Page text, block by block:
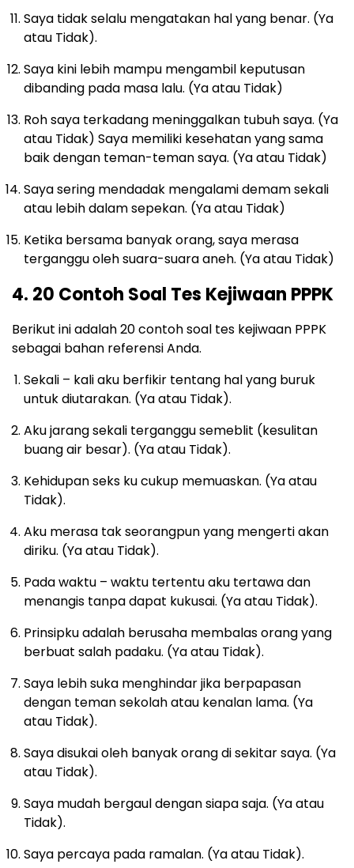
Saya tidak selalu mengatakan hal yang benar. (Ya
atau Tidak).
Saya kini lebih mampu mengambil keputusan
dibanding pada masa lalu. (Ya atau Tidak)
Roh saya terkadang meninggalkan tubuh saya. (Ya
atau Tidak) Saya memiliki kesehatan yang sama
baik dengan teman-teman saya. (Ya atau Tidak)
Saya sering mendadak mengalami demam sekali
atau lebih dalam sepekan. (Ya atau Tidak)
Ketika bersama banyak orang, saya merasa
terganggu oleh suara-suara aneh. (Ya atau Tidak)
4. 20 Contoh Soal Tes Kejiwaan PPPK
Berikut ini adalah 20 contoh soal tes kejiwaan PPPK
sebagai bahan referensi Anda.
Sekali – kali aku berfikir tentang hal yang buruk
untuk diutarakan. (Ya atau Tidak).
Aku jarang sekali terganggu semeblit (kesulitan
buang air besar). (Ya atau Tidak).
Kehidupan seks ku cukup memuaskan. (Ya atau
Tidak).
Aku merasa tak seorangpun yang mengerti akan
diriku. (Ya atau Tidak).
Pada waktu – waktu tertentu aku tertawa dan
menangis tanpa dapat kukusai. (Ya atau Tidak).
Prinsipku adalah berusaha membalas orang yang
berbuat salah padaku. (Ya atau Tidak).
Saya lebih suka menghindar jika berpapasan
dengan teman sekolah atau kenalan lama. (Ya
atau Tidak).
Saya disukai oleh banyak orang di sekitar saya. (Ya
atau Tidak).
Saya mudah bergaul dengan siapa saja. (Ya atau
Tidak).
Saya percaya pada ramalan. (Ya atau Tidak).